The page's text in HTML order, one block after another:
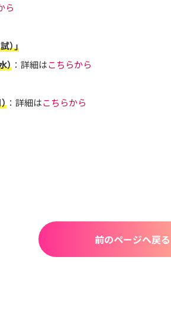
ら
）」
） ：詳細はこちらから
：詳細はこちらから
前のページへ戻る